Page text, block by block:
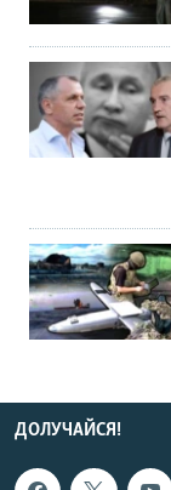
ДОЛУЧАЙСЯ!